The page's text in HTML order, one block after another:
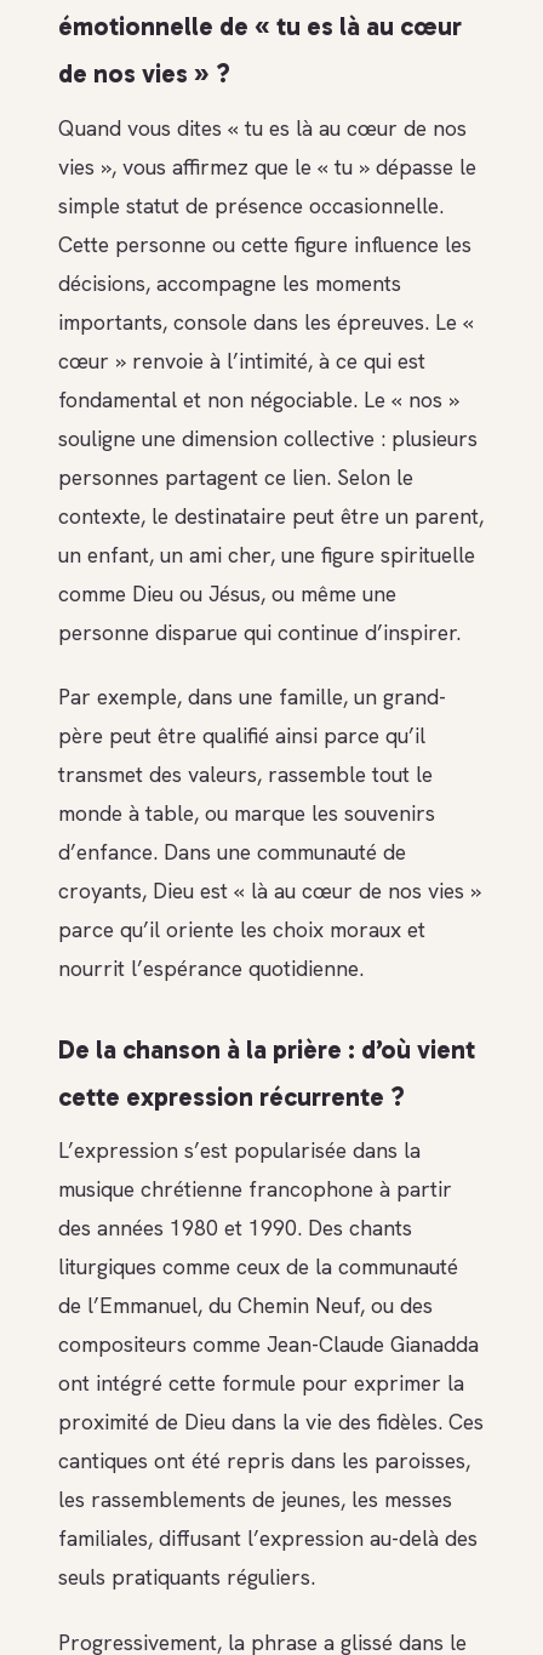
émotionnelle de « tu es là au cœur
de nos vies » ?
Quand vous dites « tu es là au cœur de nos
vies », vous affirmez que le « tu » dépasse le
simple statut de présence occasionnelle.
Cette personne ou cette figure influence les
décisions, accompagne les moments
importants, console dans les épreuves. Le «
cœur » renvoie à l’intimité, à ce qui est
fondamental et non négociable. Le « nos »
souligne une dimension collective : plusieurs
personnes partagent ce lien. Selon le
contexte, le destinataire peut être un parent,
un enfant, un ami cher, une figure spirituelle
comme Dieu ou Jésus, ou même une
personne disparue qui continue d’inspirer.
Par exemple, dans une famille, un grand-
père peut être qualifié ainsi parce qu’il
transmet des valeurs, rassemble tout le
monde à table, ou marque les souvenirs
d’enfance. Dans une communauté de
croyants, Dieu est « là au cœur de nos vies »
parce qu’il oriente les choix moraux et
nourrit l’espérance quotidienne.
De la chanson à la prière : d’où vient
cette expression récurrente ?
L’expression s’est popularisée dans la
musique chrétienne francophone à partir
des années 1980 et 1990. Des chants
liturgiques comme ceux de la communauté
de l’Emmanuel, du Chemin Neuf, ou des
compositeurs comme Jean-Claude Gianadda
ont intégré cette formule pour exprimer la
proximité de Dieu dans la vie des fidèles. Ces
cantiques ont été repris dans les paroisses,
les rassemblements de jeunes, les messes
familiales, diffusant l’expression au-delà des
seuls pratiquants réguliers.
Progressivement, la phrase a glissé dans le